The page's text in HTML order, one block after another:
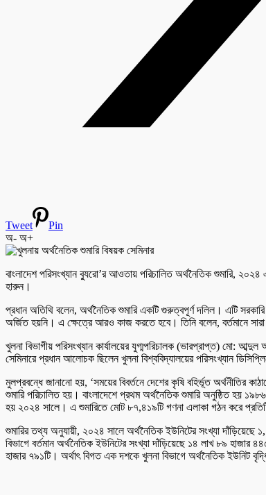
Tweet
Pin
অ- অ+
বাংলাদেশ পরিসংখ্যান ব্যুরো’র আওতায় পরিচালিত অর্থনৈতিক শুমারি,
হারুন।
প্রধান অতিথি বলেন, অর্থনৈতিক শুমারি একটি গুরুত্বপূর্ণ দলিল। এটি
অর্জিত হয়নি। এ ক্ষেত্রে আরও কাজ করতে হবে। তিনি বলেন, বর্তমানে
খুলনা বিভাগীয় পরিসংখ্যান কার্যালয়ের যুগ্মপরিচালক (ভারপ্রাপ্ত) মো:
সেমিনারে প্রধান আলোচক ছিলেন খুলনা বিশ্ববিদ্যালয়ের পরিসংখ্যান
মুলপ্রবন্ধে জানানো হয়, ‘সময়ের বিবর্তনে দেশের কৃষি বহির্ভূত অর্থনীতির
শুমারি পরিচালিত হয়। বাংলাদেশে প্রথম অর্থনৈতিক শুমারি অনুষ্ঠিত হয়
হয় ২০২৪ সালে। এ শুমারিতে মোট ৮৭,৪১৯টি গণনা এলাকা গঠন করে
শুমারির তথ্য অনুযায়ী, ২০২৪ সালে অর্থনৈতিক ইউনিটের সংখ্যা
বিভাগে বর্তমান অর্থনৈতিক ইউনিটের সংখ্যা দাঁড়িয়েছে ১৪ লাখ ৮৯
হাজার ৭৯১টি। অর্থাৎ বিগত এক দশকে খুলনা বিভাগে অর্থনৈতিক ইউনিট